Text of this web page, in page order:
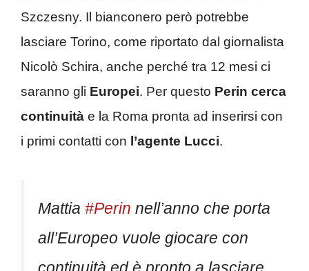
Szczesny. Il bianconero però potrebbe
lasciare Torino, come riportato dal giornalista
Nicolò Schira, anche perché tra 12 mesi ci
saranno gli Europei. Per questo Perin cerca
continuità e la Roma pronta ad inserirsi con
i primi contatti con l’agente Lucci.
Mattia #Perin nell’anno che porta
all’Europeo vuole giocare con
continuità ed è pronto a lasciare